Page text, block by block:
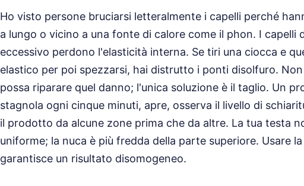
Ho visto persone bruciarsi letteralmente i capelli perché
a lungo o vicino a una fonte di calore come il phon. I capelli
eccessivo perdono l'elasticità interna. Se tiri una ciocca e
elastico per poi spezzarsi, hai distrutto i ponti disolfuro.
possa riparare quel danno; l'unica soluzione è il taglio. Un
stagnola ogni cinque minuti, apre, osserva il livello di
il prodotto da alcune zone prima che da altre. La tua testa
uniforme; la nuca è più fredda della parte superiore. Usare
garantisce un risultato disomogeneo.